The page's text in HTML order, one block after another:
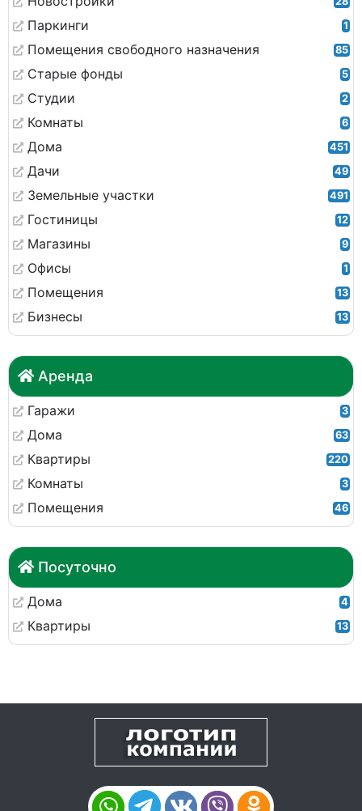
Паркинги 1
Помещения свободного назначения 85
Старые фонды 5
Студии 2
Комнаты 6
Дома 451
Дачи 49
Земельные участки 491
Гостиницы 12
Магазины 9
Офисы 1
Помещения 13
Бизнесы 13
Аренда
Гаражи 3
Дома 63
Квартиры 220
Комнаты 3
Помещения 46
Посуточно
Дома 4
Квартиры 13